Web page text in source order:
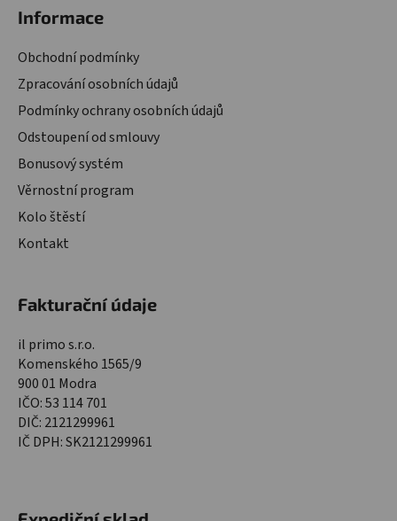
Informace
Obchodní podmínky
Zpracování osobních údajů
Podmínky ochrany osobních údajů
Odstoupení od smlouvy
Bonusový systém
Věrnostní program
Kolo štěstí
Kontakt
Fakturační údaje
il primo s.r.o.
Komenského 1565/9
900 01 Modra
IČO: 53 114 701
DIČ: 2121299961
IČ DPH: SK2121299961